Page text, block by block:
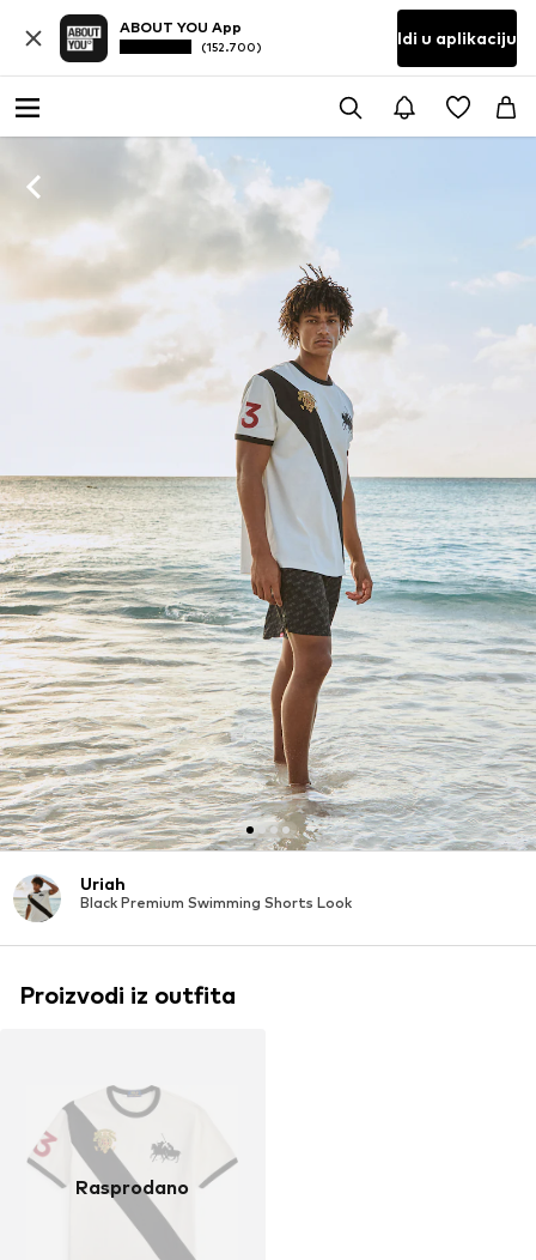
ABOUT YOU App
(152.700) Idi u aplikaciju
Uriah
Black Premium Swimming Shorts Look
Proizvodi iz outfita
Rasprodano